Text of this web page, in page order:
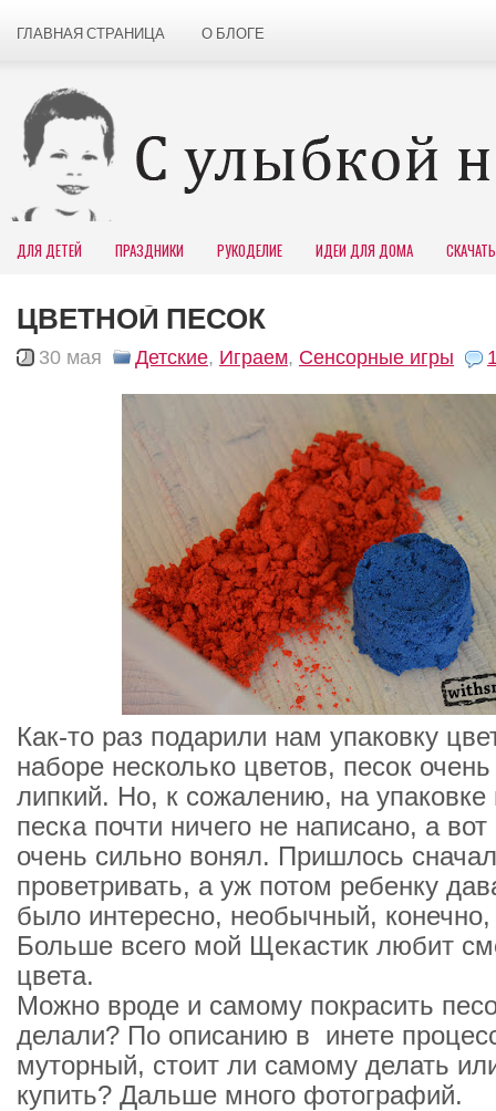
ГЛАВНАЯ СТРАНИЦА О БЛОГЕ
ДЛЯ ДЕТЕЙ ПРАЗДНИКИ РУКОДЕЛИЕ ИДЕИ ДЛЯ ДОМА СКАЧАТЬ
ЦВЕТНОЙ ПЕСОК
30 мая Детские, Играем, Сенсорные игры
Как-то раз подарили нам упаковку
наборе несколько цветов, песок
липкий. Но, к сожалению, на упаковке
песка почти ничего не написано, а
очень сильно вонял. Пришлось
проветривать, а уж потом ребенку
было интересно, необычный,
Больше всего мой Щекастик любит
цвета.
Можно вроде и самому покрасить
делали? По описанию в инете
муторный, стоит ли самому делать
купить? Дальше много фотографий.